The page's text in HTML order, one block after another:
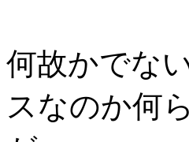
何故かでな
スなのか何